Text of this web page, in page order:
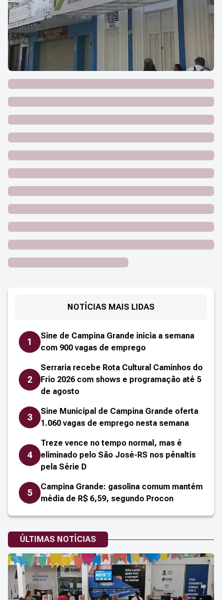
NOTÍCIAS MAIS LIDAS
1
Sine de Campina Grande inicia a semana
com 900 vagas de emprego
2
Serraria recebe Rota Cultural Caminhos do
Frio 2026 com shows e programação até 5
de agosto
3
Sine Municipal de Campina Grande oferta
1.060 vagas de emprego nesta semana
4
Treze vence no tempo normal, mas é
eliminado pelo São José-RS nos pênaltis
pela Série D
5
Campina Grande: gasolina comum mantém
média de R$ 6,59, segundo Procon
ÚLTIMAS NOTÍCIAS